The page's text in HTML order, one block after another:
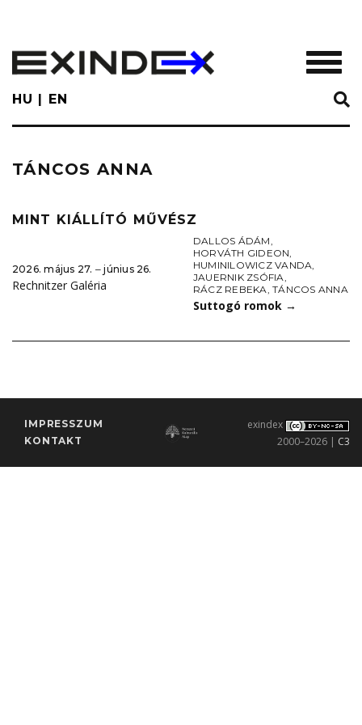
main
content
HU EN
TÁNCOS ANNA
MINT KIÁLLÍTÓ MŰVÉSZ
2026. május 27. ‒ június 26.
Rechnitzer Galéria
DALLOS ÁDÁM,
HORVÁTH GIDEON,
HUMINILOWICZ VANDA,
JAUERNIK ZSÓFIA,
RÁCZ REBEKA,TÁNCOS ANNA
Suttogó romok →
IMPRESSZUM
KONTAKT
exindex
2000–2026 | C3